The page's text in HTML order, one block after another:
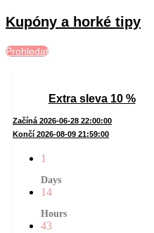
Kupóny a horké tipy
Prohledat
Extra sleva 10 %
Začíná 2026-06-28 22:00:00
Končí 2026-08-09 21:59:00
1
Days
14
Hours
43